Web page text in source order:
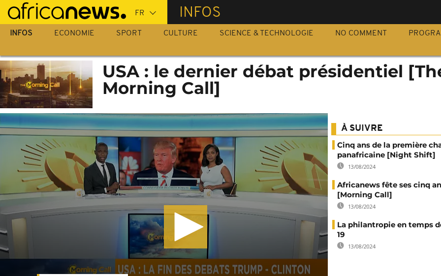
Passer
au
contenu
INFOS
INFOS ECONOMIE SPORT CULTURE SCIENCE & TECHNOLOGIE NO COMMENT
USA : le dernier débat présidentiel
Morning Call]
À SUIVRE
Cinq ans de la première
panafricaine [Night Shift]
13/08/2024
Africanews fête ses cinq
[Morning Call]
13/08/2024
La philantropie en temps
19
13/08/2024